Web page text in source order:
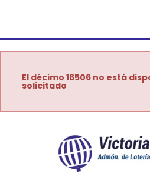
El décimo 16506 no está
solicitado